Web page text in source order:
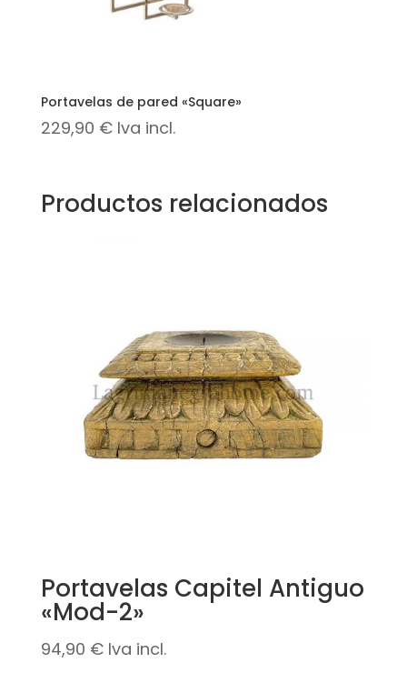
Portavelas de pared «Square»
229,90 € Iva incl.
Productos relacionados
Portavelas Capitel Antiguo
«Mod-2»
94,90 € Iva incl.